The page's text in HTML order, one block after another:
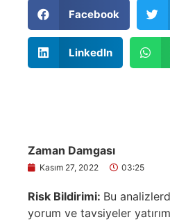
Facebook
LinkedIn
Zaman Damgası
Kasım 27, 2022 03:25
Risk Bildirimi: Bu
yorum ve tavsiyeler yatırım